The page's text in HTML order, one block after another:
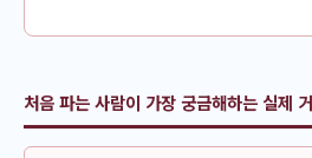
처음 파는 사람이 가장 궁금해하는 실제